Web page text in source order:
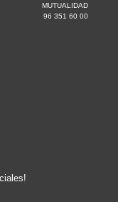
MUTUALIDAD
96 351 60 00